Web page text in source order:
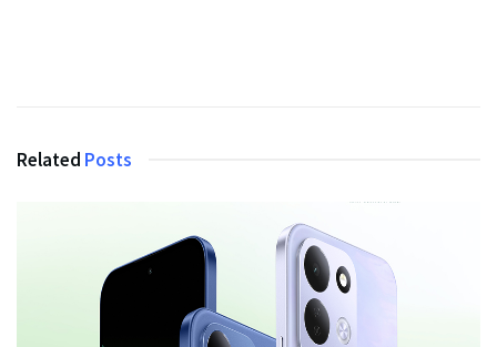
Related Posts